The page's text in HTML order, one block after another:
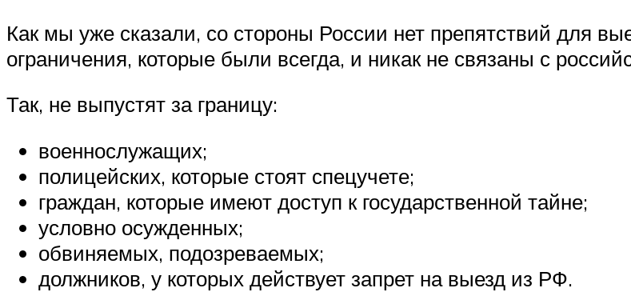
Как мы уже сказали, со стороны России нет препятствий для
ограничения, которые были всегда, и никак не связаны с
Так, не выпустят за границу:
военнослужащих;
полицейских, которые стоят спецучете;
граждан, которые имеют доступ к государственной тайне;
условно осужденных;
обвиняемых, подозреваемых;
должников, у которых действует запрет на выезд из РФ.